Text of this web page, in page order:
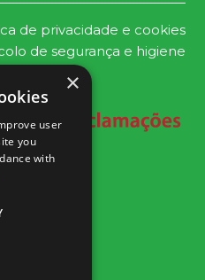
de privacidade e cookies
de segurança e higiene
×
user
you
with